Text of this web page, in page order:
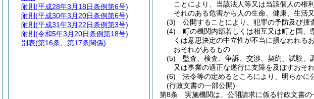
ことにより、当該法人等又は当該個人の権
それのある危害から人の生命、健康、生活
(3)
公開することにより、犯罪の予防及び
(4)
町の機関内部若しくは相互又は町と国、
くは意思決定の中立性が不当に損なわれる
おそれがあるもの
(5)
監査、検査、争訴、交渉、契約、試験
又は事業の適正な遂行に支障を及ぼすおそ
(6)
法令等の定めるところにより、明らか
(行政文書の一部公開)
第8条
実施機関は、公開請求に係る行政文書
附則 (平成28年3月18日条例第6号)
附則 (平成30年3月20日条例第6号)
附則 (平成31年3月22日条例第3号)
附則 (令和5年3月20日条例第18号)
別表(第16条、第17条関係)